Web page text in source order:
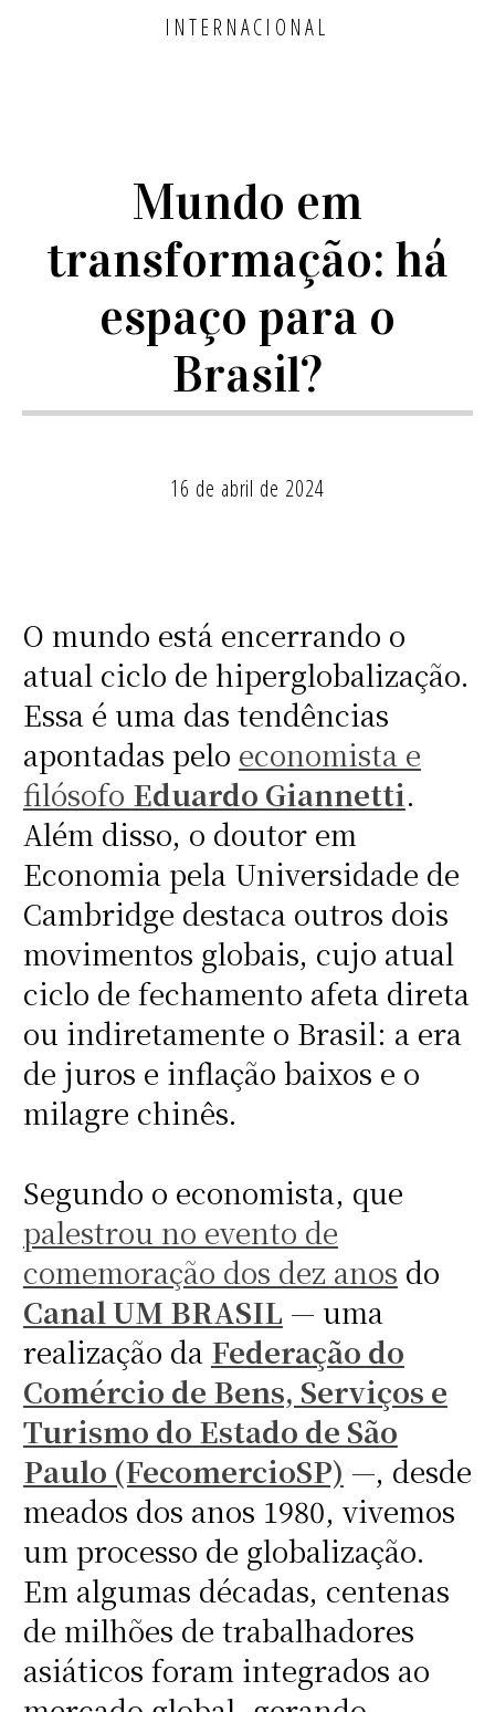
INTERNACIONAL
Mundo em
transformação: há
espaço para o
Brasil?
16 de abril de 2024
O mundo está encerrando o
atual ciclo de hiperglobalização.
Essa é uma das tendências
apontadas pelo economista e
filósofo Eduardo Giannetti.
Além disso, o doutor em
Economia pela Universidade de
Cambridge destaca outros dois
movimentos globais, cujo atual
ciclo de fechamento afeta direta
ou indiretamente o Brasil: a era
de juros e inflação baixos e o
milagre chinês.
Segundo o economista, que
palestrou no evento de
comemoração dos dez anos do
Canal UM BRASIL — uma
realização da Federação do
Comércio de Bens, Serviços e
Turismo do Estado de São
Paulo (FecomercioSP) —, desde
meados dos anos 1980, vivemos
um processo de globalização.
Em algumas décadas, centenas
de milhões de trabalhadores
asiáticos foram integrados ao